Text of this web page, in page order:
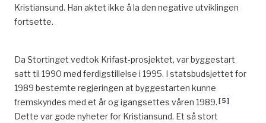
Kristiansund. Han aktet ikke å la den negative utviklingen
fortsette.
Da Stortinget vedtok Krifast-prosjektet, var byggestart
satt til 1990 med ferdigstillelse i 1995. I statsbudsjettet for
1989 bestemte regjeringen at byggestarten kunne
fremskyndes med et år og igangsettes våren 1989. [5]
Dette var gode nyheter for Kristiansund. Et så stort